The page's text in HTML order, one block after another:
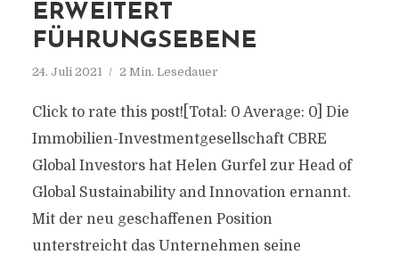
ERWEITERT
FÜHRUNGSEBENE
24. Juli 2021 2 Min. Lesedauer
Click to rate this post![Total: 0 Average: 0] Die
Immobilien-Investmentgesellschaft CBRE
Global Investors hat Helen Gurfel zur Head of
Global Sustainability and Innovation ernannt.
Mit der neu geschaffenen Position
unterstreicht das Unternehmen seine